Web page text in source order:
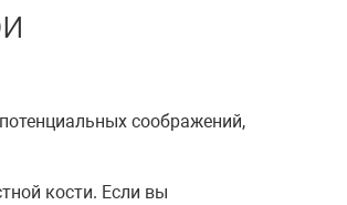
соображений,
кости. Если вы